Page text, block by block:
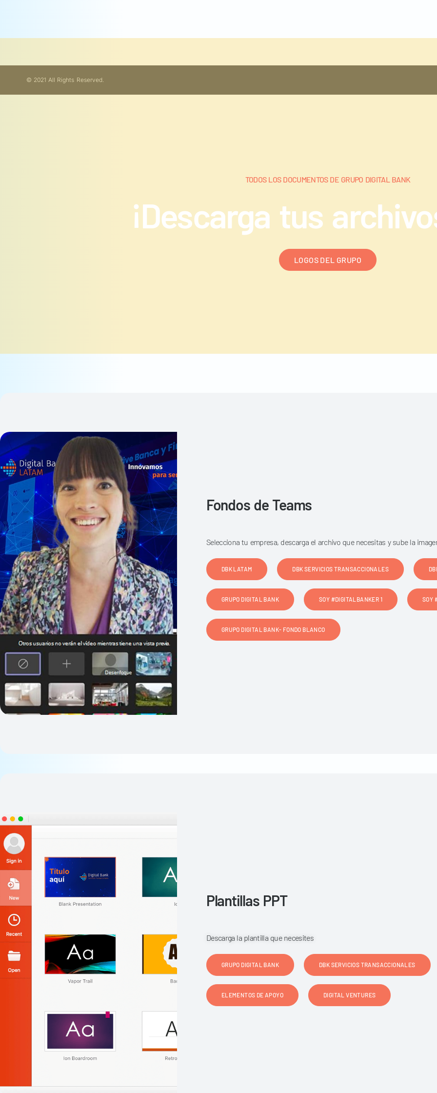
© 2021 All Rights Reserved.
TODOS LOS DOCUMENTOS DE GRUPO DIGITAL BANK
¡Descarga tus
LOGOS DEL GRUPO
Fondos de Teams
Selecciona tu empresa, descarga el archivo que necesitas y sube la
DBK LATAM DBK SERVICIOS TRANSACCIONALES
GRUPO DIGITAL BANK SOY #DIGITALBANKER 1 SOY
GRUPO DIGITAL BANK- FONDO BLANCO
Plantillas PPT
Descarga la plantilla que necesites
GRUPO DIGITAL BANK DBK SERVICIOS TRANSACCIONALES
ELEMENTOS DE APOYO DIGITAL VENTURES